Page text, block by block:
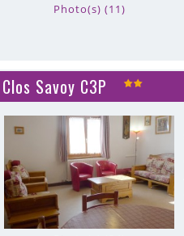
Photo(s) (11)
Clos Savoy C3P